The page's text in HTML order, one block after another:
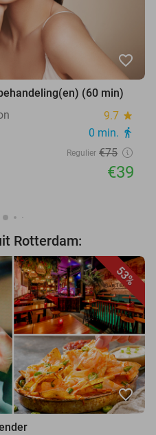
favorite_border
(60 min)
9.7 star
0 min. directions_walk
Regulier €75
€39
Rotterdam:
53%
favorite_border